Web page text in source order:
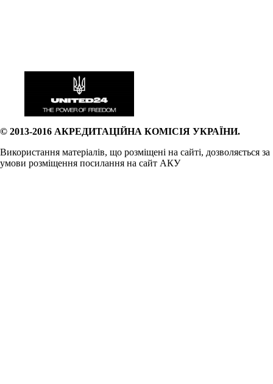
© 2013-2016 АКРЕДИТАЦІЙНА КОМІСІЯ УКРАЇНИ.
Використання матеріалів, що розміщені на сайті, дозволяється за
умови розміщення посилання на сайт АКУ